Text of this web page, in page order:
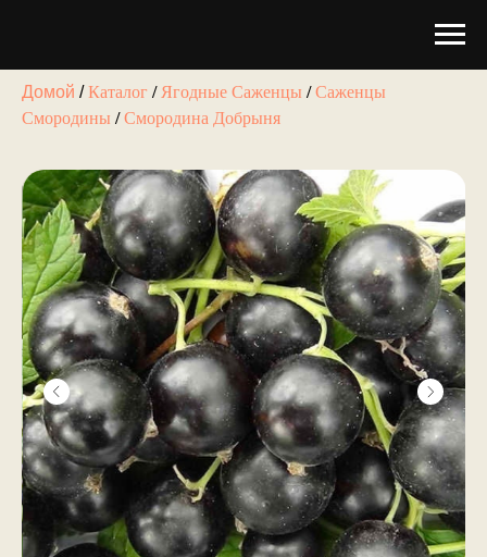
Домой /Каталог /Ягодные Саженцы /Саженцы
Смородины /Смородина Добрыня